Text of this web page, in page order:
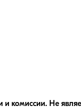
и комиссии. Не